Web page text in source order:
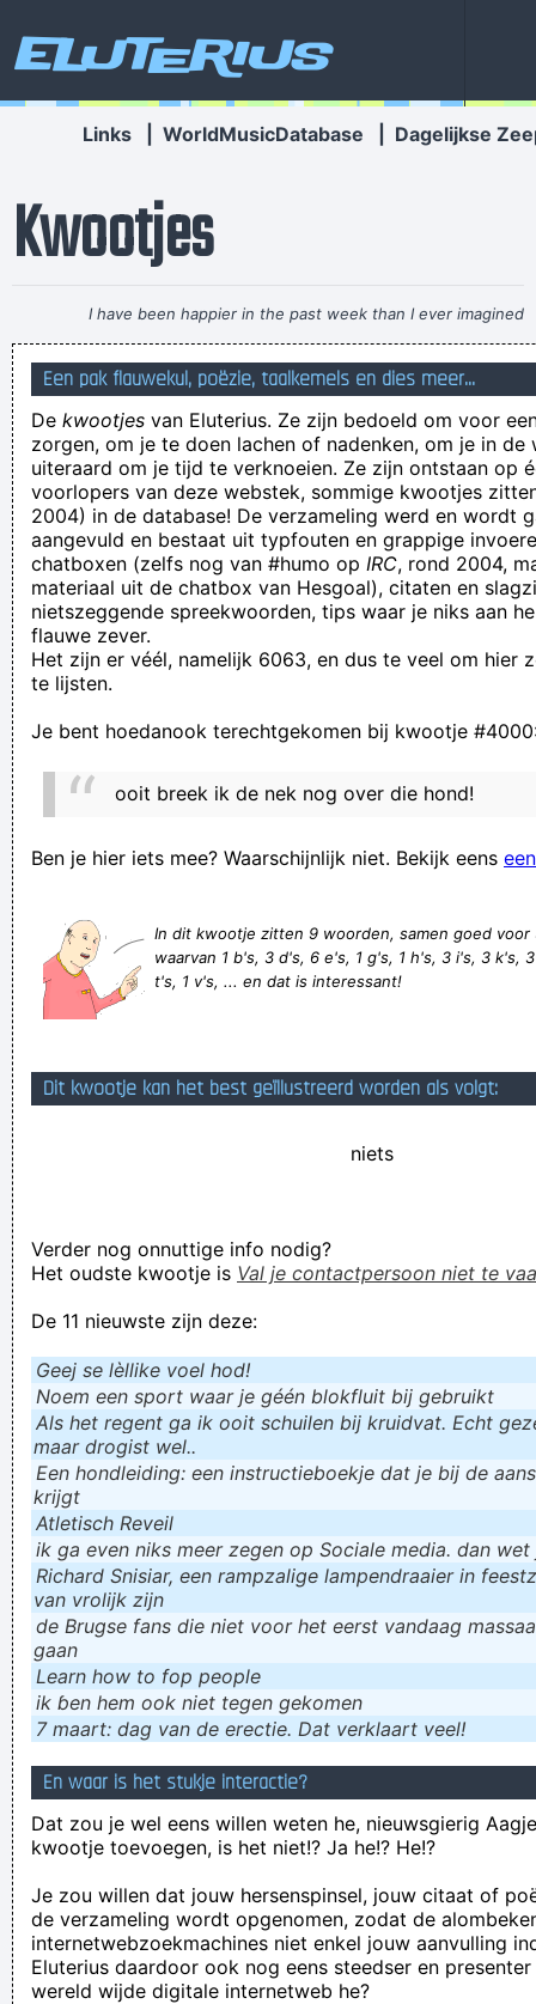
Eluterius
Links WorldMusicDatabase Dagelijkse
Kwootjes
I have been happier in the past week than I ever imagined
possible and it doesn't have a damn thing to do with the
money. You're the real prize. The lottery was just a bonus
Jeff Porcaro
Mottiesch
Mignolet houdt Club tot twee keer toe overeind in mottige
eerste helft
It was the scream of a sounding day
regen in twente herhaalt zich in de lente
In Marokko is het niet moeilijk om te onthouden wie de broek
moet dragen; Ma rok aan.
sjappeluur in de schuur
de enige wijze om een vriend te hebben is er één te zijn
Ja, je kan wel stellen dat ik besluiteloos ben... Of nee, wacht
en ik ben weer de gebeten hand!
Een pak flauwekul, poëzie, taalkemels en dies meer...
De kwootjes van Eluterius. Ze zijn bedoeld om voor
zorgen, om je te doen lachen of nadenken, om je in de
uiteraard om je tijd te verknoeien. Ze zijn ontstaan op
voorlopers van deze webstek, sommige kwootjes
2004) in de database! De verzameling werd en wordt
aangevuld en bestaat uit typfouten en grappige
chatboxen (zelfs nog van #humo op IRC, rond 2004,
materiaal uit de chatbox van Hesgoal), citaten en
nietszeggende spreekwoorden, tips waar je niks aan
flauwe zever.
Het zijn er véél, namelijk 6063, en dus te veel om hier
te lijsten.
Je bent hoedanook terechtgekomen bij kwootje
ooit breek ik de nek nog over die hond!
Ben je hier iets mee? Waarschijnlijk niet. Bekijk eens
In dit kwootje zitten 9 woorden, samen goed
waarvan 1 b's, 3 d's, 6 e's, 1 g's, 1 h's, 3 i's, 3 k's,
t's, 1 v's, ... en dat is interessant!
Dit kwootje kan het best geïllustreerd worden als volgt:
niets
Verder nog onnuttige info nodig?
Het oudste kwootje is Val je contactpersoon niet te
De 11 nieuwste zijn deze:
Geej se lèllike voel hod!
Noem een sport waar je géén blokfluit bij gebruikt
Als het regent ga ik ooit schuilen bij kruidvat. Echt
maar drogist wel..
Een hondleiding: een instructieboekje dat je bij de
krijgt
Atletisch Reveil
ik ga even niks meer zegen op Sociale media. dan
Richard Snisiar, een rampzalige lampendraaier in
van vrolijk zijn
de Brugse fans die niet voor het eerst vandaag
gaan
Learn how to fop people
ik ɓen hem ook niet tegen gekomen
7 maart: dag van de erectie. Dat verklaart veel!
En waar is het stukje interactie?
Dat zou je wel eens willen weten he, nieuwsgierig
kwootje toevoegen, is het niet!? Ja he!? He!?
Je zou willen dat jouw hersenspinsel, jouw citaat of
de verzameling wordt opgenomen, zodat de
internetwebzoekmachines niet enkel jouw aanvulling
Eluterius daardoor ook nog eens steedser en
wereld wijde digitale internetweb he?